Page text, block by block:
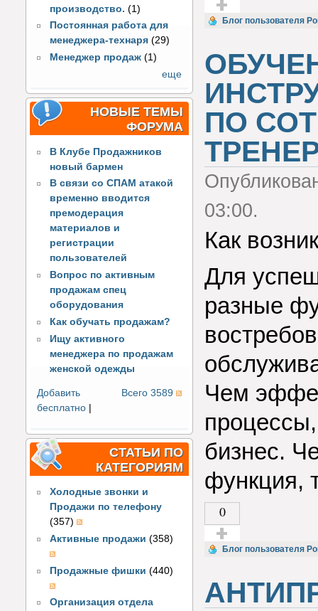
производство. (1)
Постоянная работа для
менеджера-технаря (29)
Менеджер продаж (1)
еще
НОВЫЕ ТЕМЫ
ФОРУМА
В Клубе Продажников
новый бармен
В связи со СПАМ атакой
временно вводится
премодерация
материалов и
регистрации
пользователей
Вопрос по активным
продажам спец
оборудования
Как обучать продажам?
Ищу активного
менеджера по продажам
женской одежды
Всего 3589
Добавить
бесплатно |
СТАТЬИ ПО
КАТЕГОРИЯМ
Холодные звонки и
Продажи по телефону
(357)
Активные продажи (358)
Продажные фишки (440)
Организация отдела
Голос за!
Блог пользователя
ПО
03:00.
Как
Для
разные
Чем
бизнес.
функция,
0
Голос за!
Блог пользователя